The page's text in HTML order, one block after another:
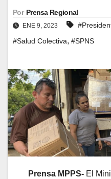
Por Prensa Regional
ENE 9, 2023
#Salud Colectiva, #SPNS
Prensa MPPS- El